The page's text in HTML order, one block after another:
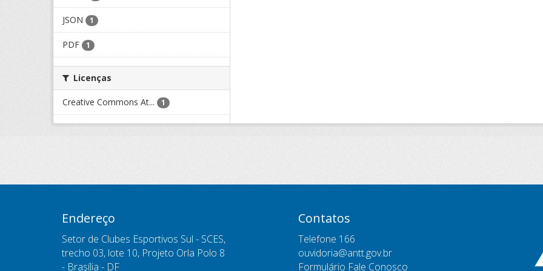
JSON 1
PDF 1
Licenças
Creative Commons At... 1
Endereço
Setor de Clubes Esportivos Sul - SCES,
trecho 03, lote 10, Projeto Orla Polo 8
- Brasília - DF
Contatos
Telefone 166
ouvidoria@antt.gov.br
Formulário Fale Conosco